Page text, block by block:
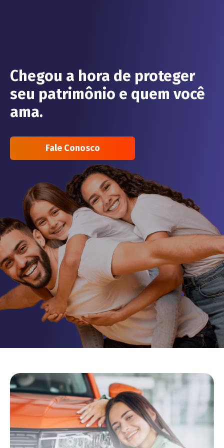
Chegou a hora de proteger
seu patrimônio e quem você
ama.
Fale Conosco